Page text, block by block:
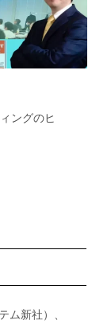
ングのヒ
ム新社）、